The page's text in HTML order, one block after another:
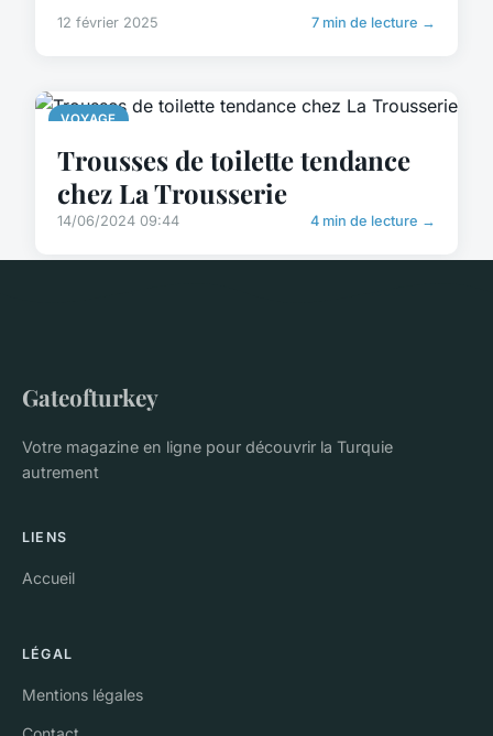
12 février 2025 7 min de lecture →
VOYAGE
Trousses de toilette tendance
chez La Trousserie
14/06/2024 09:44 4 min de lecture →
Gateofturkey
Votre magazine en ligne pour découvrir la Turquie
autrement
LIENS
Accueil
LÉGAL
Mentions légales